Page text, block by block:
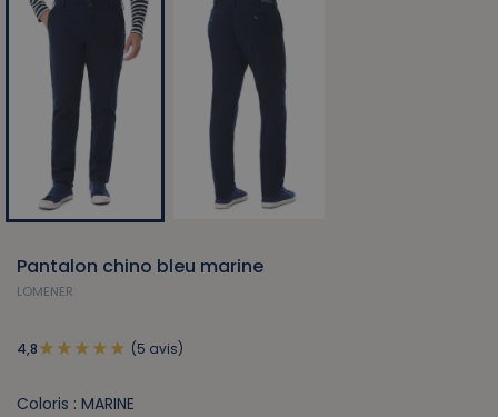
Pantalon chino bleu marine
LOMENER
4,8 (5 avis)
Coloris : MARINE